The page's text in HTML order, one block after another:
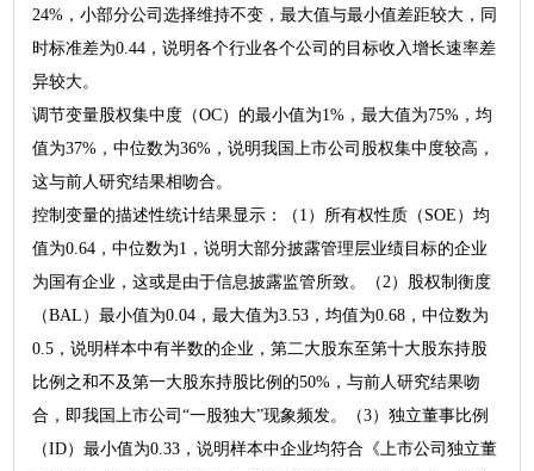
24%，小部分公司选择维持不变，最大值与最小值差距较大，同
时标准差为0.44，说明各个行业各个公司的目标收入增长速率差
异较大。
调节变量股权集中度（OC）的最小值为1%，最大值为75%，均
值为37%，中位数为36%，说明我国上市公司股权集中度较高，
这与前人研究结果相吻合。
控制变量的描述性统计结果显示：（1）所有权性质（SOE）均
值为0.64，中位数为1，说明大部分披露管理层业绩目标的企业
为国有企业，这或是由于信息披露监管所致。（2）股权制衡度
（BAL）最小值为0.04，最大值为3.53，均值为0.68，中位数为
0.5，说明样本中有半数的企业，第二大股东至第十大股东持股
比例之和不及第一大股东持股比例的50%，与前人研究结果吻
合，即我国上市公司“一股独大”现象频发。（3）独立董事比例
（ID）最小值为0.33，说明样本中企业均符合《上市公司独立董